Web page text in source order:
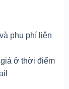
phụ phí liên
ở thời điểm